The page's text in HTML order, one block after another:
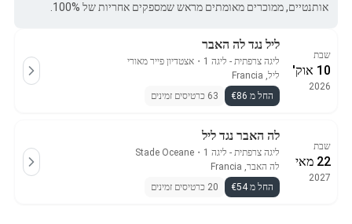
אותנטיים, ממוכרים מאומתים מראש שמספקים אחריות של 100%.
שבת
10 אוק'
2026
ליל נגד לה האבר
ליגה צרפתית - ליגה 1 ・ אצטדיון פייר מאורי
ליל, Francia
החל מ €86
63 כרטיסים זמינים
שבת
22 מאי
2027
לה האבר נגד ליל
ליגה צרפתית - ליגה 1 ・
Stade Oceane
לה האבר, Francia
החל מ €54
20 כרטיסים זמינים